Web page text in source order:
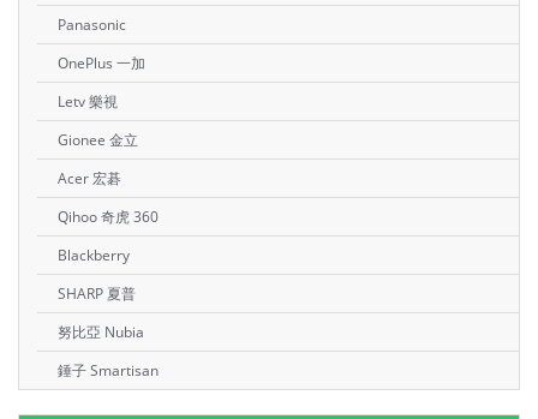
Panasonic
OnePlus 一加
Letv 樂視
Gionee 金立
Acer 宏碁
Qihoo 奇虎 360
Blackberry
SHARP 夏普
努比亞 Nubia
錘子 Smartisan